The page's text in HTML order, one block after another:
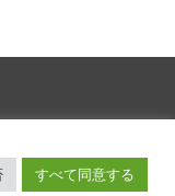
すべて同意する